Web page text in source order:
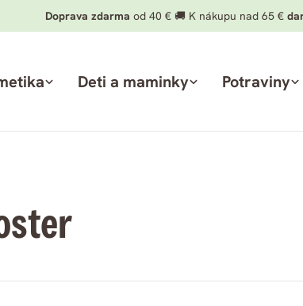
Doprava zdarma od 40 € 🚚 K nákupu nad 65 €
Deti a maminky Potraviny